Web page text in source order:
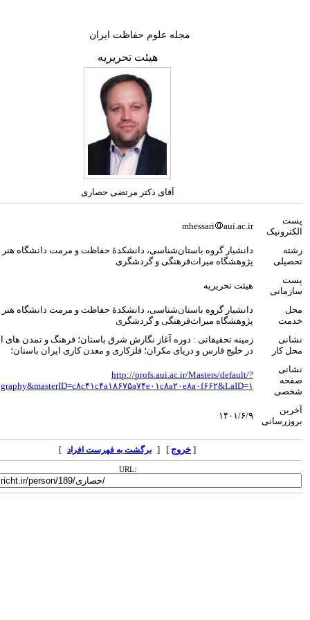
مجله علوم حفاظت ایران
هیئت تحریریه
آقای دکتر مرتضی حصاری
mhessari aui.ac.ir
دانشیار گروه باستان‌شناسی، دانشکدۀ حفاظت و مرمت دانشگاه هنر اصفهان و
پژوهشگاه میراث‌فرهنگی و گردشگری
هیئت تحریریه
دانشیار گروه باستان‌شناسی، دانشکدۀ حفاظت و مرمت دانشگاه هنر اصفهان و
پژوهشگاه میراث‌فرهنگی و گردشگری
زمینه تحقیقاتی : دوره آغاز نگارش شرق باستان؛ فرهنگ و تمدن های ایران باستان
در خلیج فارس و دریای مکران؛ فلزکاری و معدن کاری ایران باستان؛
http://profs.aui.ac.ir/Masters/default/?
action=Biography&masterID=c۸c۴۱c۴a۱۸۶۷۵a۷۴e۰۱c۸a۲۰e۸a۰f۶۶۲&LaID=۱
۱۴۰۱/۶/۹
برگشت به فهرست افراد ]